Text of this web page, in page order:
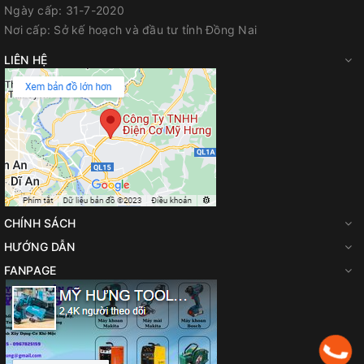
Ngày cấp: 31-7-2020
Nơi cấp: Sở kế hoạch và đầu tư tỉnh Đồng Nai
LIÊN HỆ
CHÍNH SÁCH
HƯỚNG DẪN
FANPAGE